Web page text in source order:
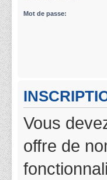
Mot de passe:
Vous
offre de